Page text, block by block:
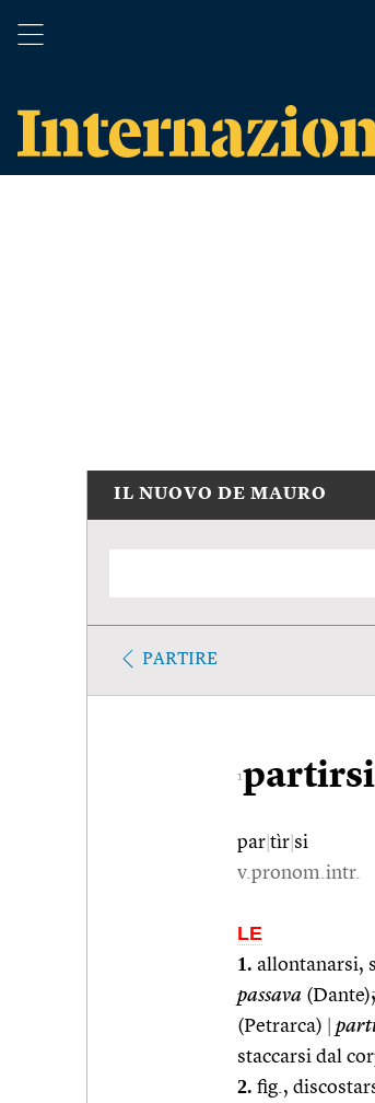
IL NUOVO DE MAURO
PARTIRE
1partirsi
par tìr si
v.pronom.intr.
LE
1. allontanarsi,
passava (Dante);
(Petrarca)
staccarsi dal
2. fig.,